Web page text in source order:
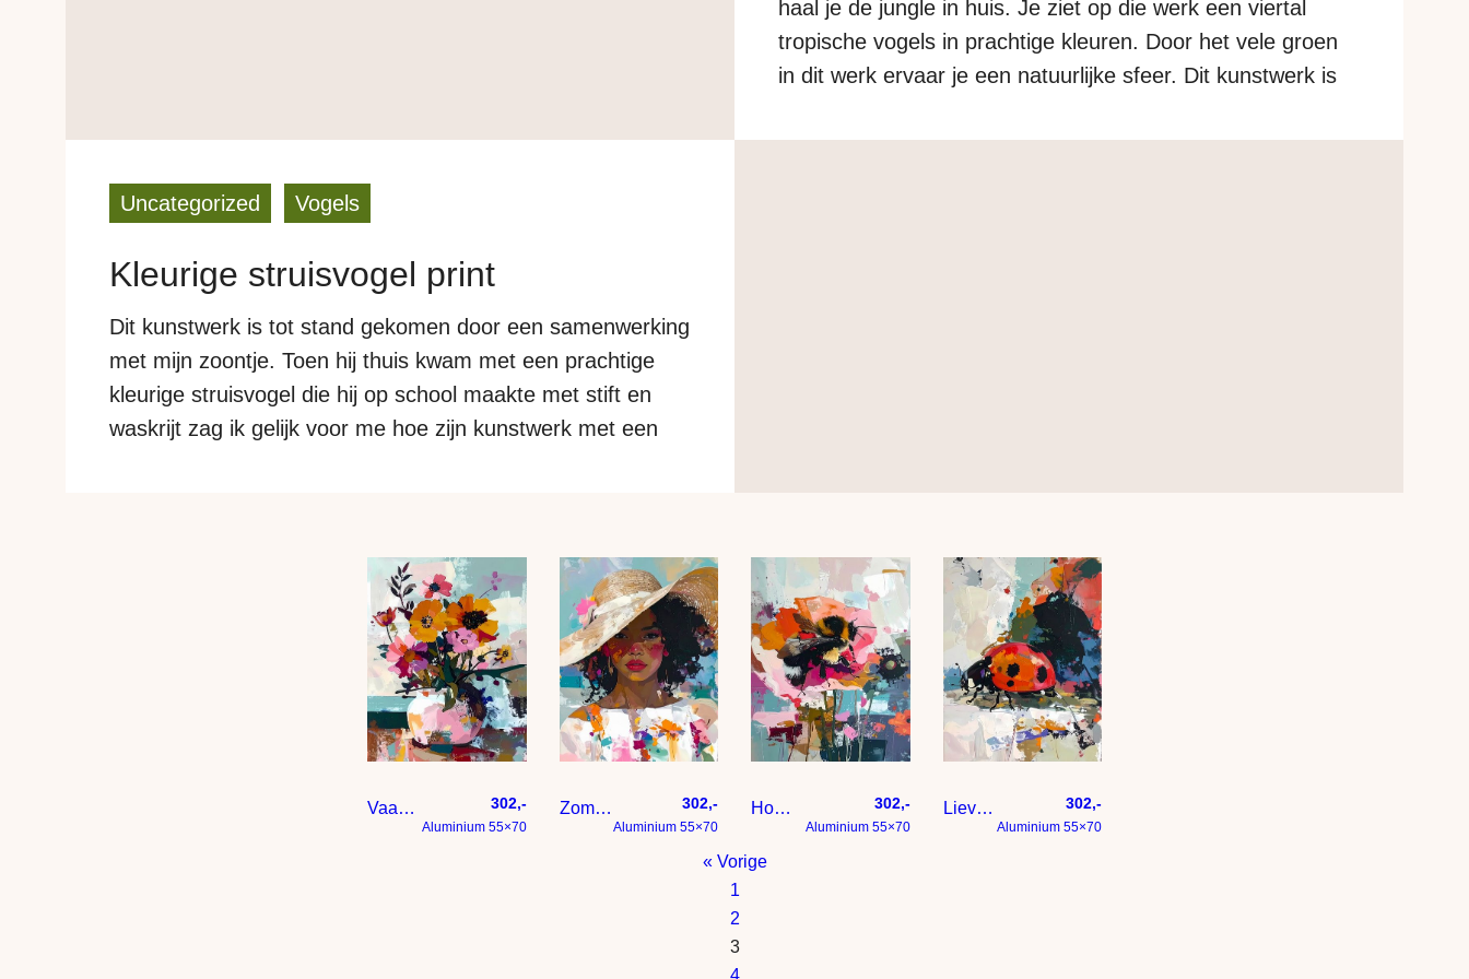
haal je de jungle in huis. Je ziet op die werk een viertal
tropische vogels in prachtige kleuren. Door het vele groen
in dit werk ervaar je een natuurlijke sfeer. Dit kunstwerk is
digitaal verder…
Uncategorized Vogels
Kleurige struisvogel print
Dit kunstwerk is tot stand gekomen door een samenwerking
met mijn zoontje. Toen hij thuis kwam met een prachtige
kleurige struisvogel die hij op school maakte met stift en
waskrijt zag ik gelijk voor me hoe zijn kunstwerk met een
Vaas met bloemen – Modern expressief – penseelstreken en abstracte kleurige vlakken 302,-
Aluminium 55×70
Zomers portrert Modern expressief – penseelstreken en abstracte kleurige vlakken 302,-
Aluminium 55×70
Hommel op bloem – Modern expressief – penseelstreken en abstracte kleurige vlakken 302,-
Aluminium 55×70
Lieveheersbeestje – Modern expressief – penseelstreken en abstracte kleurige vlakken 302,-
Aluminium 55×70
« Vorige
1
2
3